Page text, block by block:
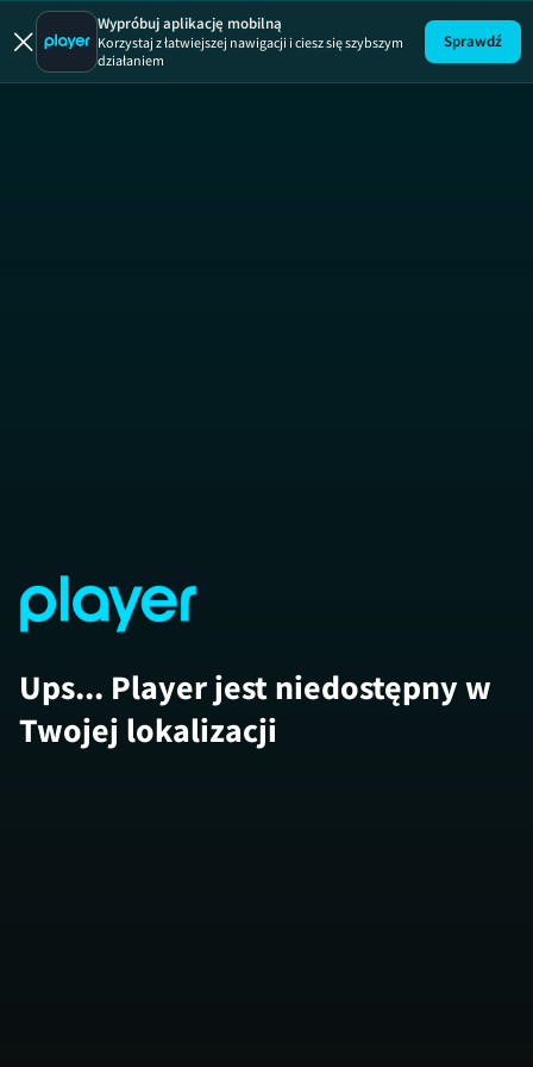
Wypad z kraju
Wypróbuj aplikację mobilną
Korzystaj z łatwiejszej nawigacji i ciesz się szybszym
działaniem
Sprawdź
Ups... Player jest niedostępny w
Twojej lokalizacji